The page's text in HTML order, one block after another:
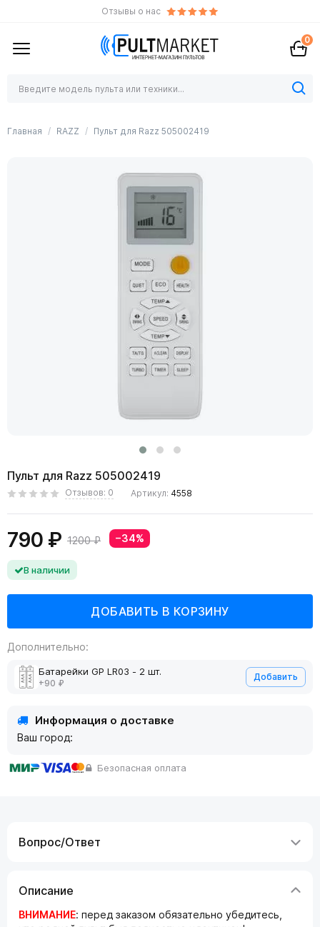
Отзывы о нас
0
Главная RAZZ Пульт для Razz 505002419
Пульт для Razz 505002419
Отзывов: 0 Артикул: 4558
790 ₽ 1200 ₽ −34%
В наличии
Дополнительно:
Батарейки GP LR03 - 2 шт.
+90 ₽
Добавить
Информация о доставке
Ваш город:
Безопасная оплата
Вопрос/Ответ
Описание
ВНИМАНИЕ: перед заказом обязательно убедитесь,